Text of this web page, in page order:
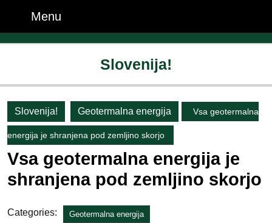
content
Menu
Slovenija!
Slovenija! Geotermalna energija Vsa geotermalna
energija je shranjena pod zemljino skorjo
Vsa geotermalna energija je
shranjena pod zemljino skorjo
Categories: Geotermalna energija